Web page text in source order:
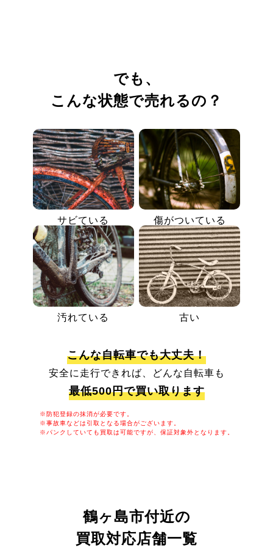
でも、
こんな状態で売れるの？
サビている 傷がついている
汚れている 古い
こんな自転車でも大丈夫！
安全に走行できれば、どんな自転車も
最低500円で買い取ります
※防犯登録の抹消が必要です。
※事故車などは引取となる場合がございます。
※パンクしていても買取は可能ですが、保証対象外となります。
鶴ヶ島市付近の
買取対応店舗一覧